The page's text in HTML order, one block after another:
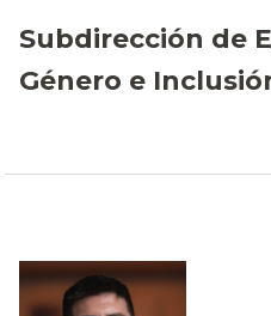
Subdirección de
Género e